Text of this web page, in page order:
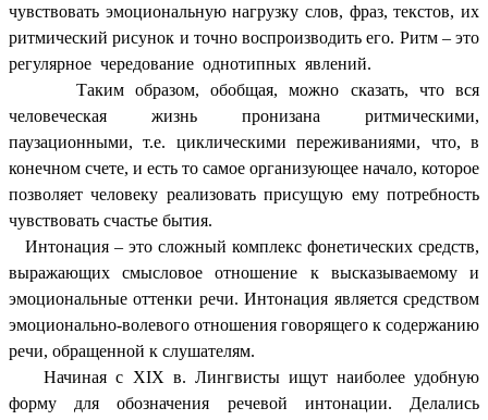
чувствовать эмоциональную нагрузку слов, фраз, текстов, их
ритмический рисунок и точно воспроизводить его. Ритм – это
регулярное чередование однотипных явлений.
Таким образом, обобщая, можно сказать, что вся
человеческая жизнь пронизана ритмическими,
паузационными, т.е. циклическими переживаниями, что, в
конечном счете, и есть то самое организующее начало, которое
позволяет человеку реализовать присущую ему потребность
чувствовать счастье бытия.
Интонация – это сложный комплекс фонетических средств,
выражающих смысловое отношение к высказываемому и
эмоциональные оттенки речи. Интонация является средством
эмоционально-волевого отношения говорящего к содержанию
речи, обращенной к слушателям.
Начиная с XIX в. Лингвисты ищут наиболее удобную
форму для обозначения речевой интонации. Делались